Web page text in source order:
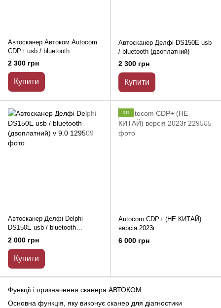
Автосканер Автоком Autocom
CDP+ usb / bluetooth
(двоплатний)
2 300 грн
Купити
Автосканер Делфі DS150E usb
/ bluetooth (двоплатний)
2 300 грн
Купити
Автосканер Делфі Delphi
DS150E usb / bluetooth
(двоплатний) v 9.0
2 000 грн
Купити
ХІТ
Autocom CDP+ (НЕ КИТАЙ)
версія 2023г
6 000 грн
Функції і призначення сканера АВТОКОМ
Основна функція, яку виконує сканер для діагностики